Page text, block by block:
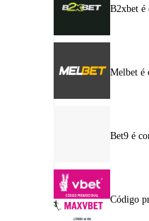
B2xbet é
Melbet é
Bet9 é
Código